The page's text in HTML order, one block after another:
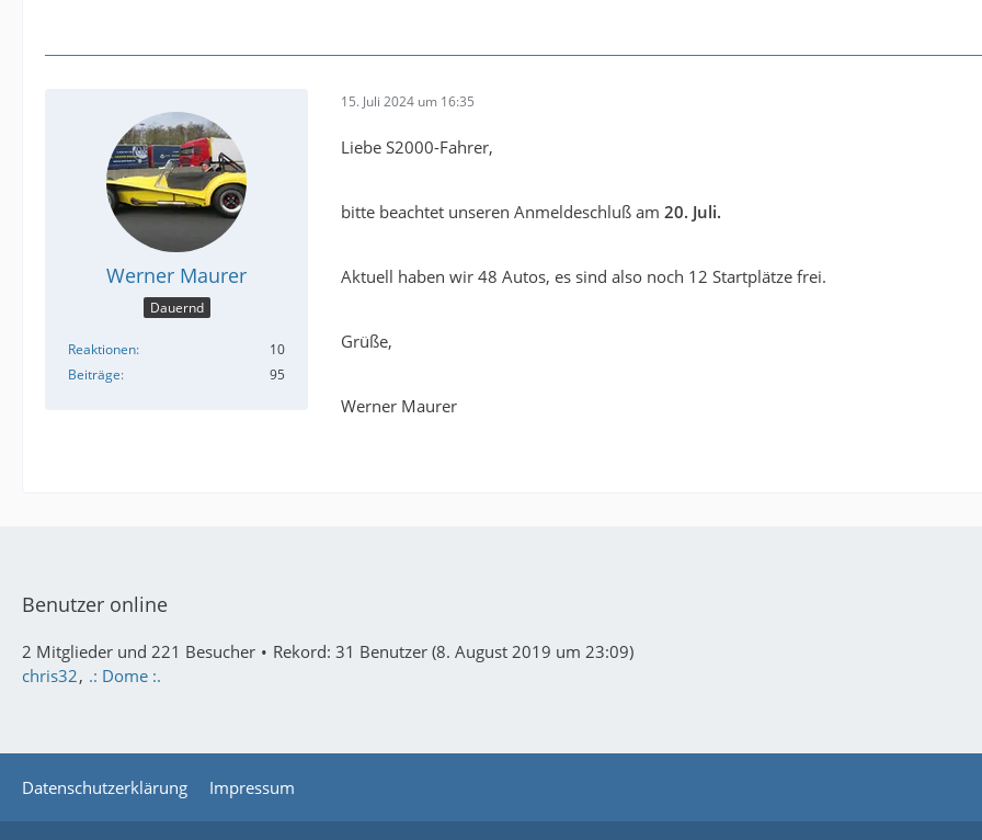
Werner Maurer
Dauernd
Reaktionen
10
Beiträge
95
15. Juli 2024 um 16:35
Liebe S2000-Fahrer,
bitte beachtet unseren Anmeldeschluß am 20. Juli.
Aktuell haben wir 48 Autos, es sind also noch 12 Startplätze frei.
Grüße,
Werner Maurer
Benutzer online
2 Mitglieder und 221 Besucher Rekord: 31 Benutzer (8. August 2019 um 23:09)
chris32 .: Dome :.
Datenschutzerklärung Impressum